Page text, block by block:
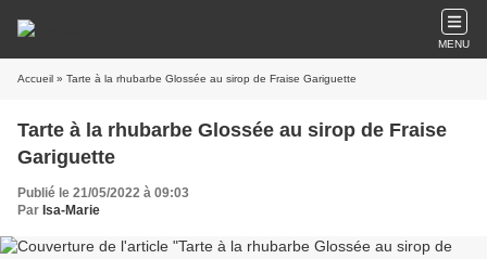
MENU
Accueil » Tarte à la rhubarbe Glossée au sirop de Fraise Gariguette
Tarte à la rhubarbe Glossée au sirop de Fraise
Gariguette
Publié le 21/05/2022 à 09:03
Par Isa-Marie